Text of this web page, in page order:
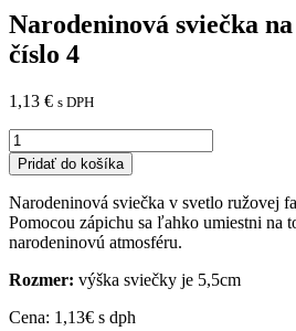
Narodeninová sviečka
číslo 4
1,13 € s DPH
množstvo
Narodeninová
sviečka
na
tortu
-
číslo
Pridať do košíka
Narodeninová sviečka v svetlo ružovej
Pomocou zápichu sa ľahko umiestni na
narodeninovú atmosféru.
Rozmer: výška sviečky je 5,5cm
Cena: 1,13€ s dph